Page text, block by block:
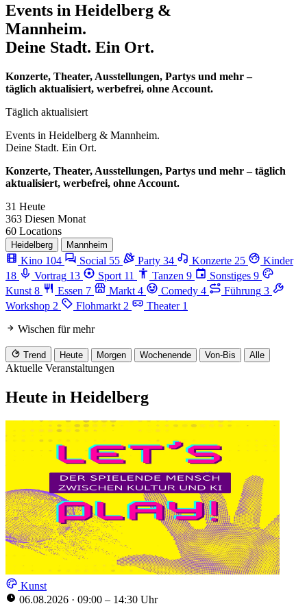
Events in Heidelberg &
Mannheim.
Deine Stadt. Ein Ort.
Konzerte, Theater, Ausstellungen, Partys und mehr –
täglich aktualisiert, werbefrei, ohne Account.
Täglich aktualisiert
Events in Heidelberg & Mannheim.
Deine Stadt. Ein Ort.
Konzerte, Theater, Ausstellungen, Partys und mehr – täglich
aktualisiert, werbefrei, ohne Account.
31 Heute
363 Diesen Monat
60 Locations
Heidelberg Mannheim
Kino 104 Social 55 Party 34 Konzerte 25
Kinder
18
Vortrag 13 Sport 11 Tanzen 9 Sonstiges 9
Kunst 8 Essen 7 Markt 4 Comedy 4 Führung 3
Workshop 2 Flohmarkt 2 Theater 1
Wischen für mehr
Trend Heute Morgen Wochenende Von-Bis Alle
Aktuelle Veranstaltungen
Heute in Heidelberg
Kunst
06.08.2026 · 09:00 – 14:30 Uhr